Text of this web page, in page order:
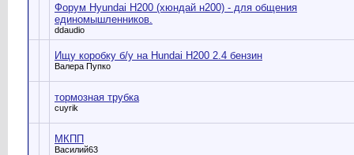
Форум Hyundai H200 (хюндай н200) - для общения
единомышленников.
ddaudio
Ищу коробку б/у на Hundai H200 2.4 бензин
Валера Пупко
тормозная трубка
cuyrik
МКПП
Василий63